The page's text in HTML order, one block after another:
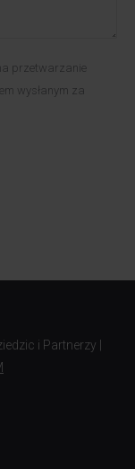
przetwarzanie
wysłanym za
i Partnerzy |